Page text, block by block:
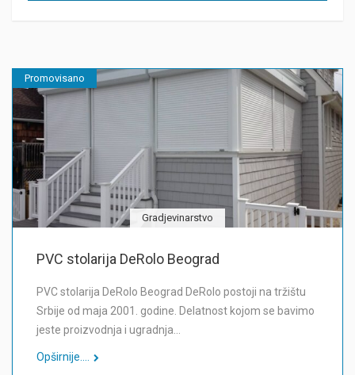
Promovisano
Gradjevinarstvo
PVC stolarija DeRolo Beograd
PVC stolarija DeRolo Beograd DeRolo postoji na tržištu
Srbije od maja 2001. godine. Delatnost kojom se bavimo
jeste proizvodnja i ugradnja…
Opširnije....